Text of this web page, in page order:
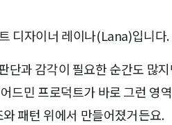
디자이너 레이나(Lana)입니다.
단과 감각이 필요한 순간도 많
드민 프로덕트가 바로 그런 영
패턴 위에서 만들어졌거든요.